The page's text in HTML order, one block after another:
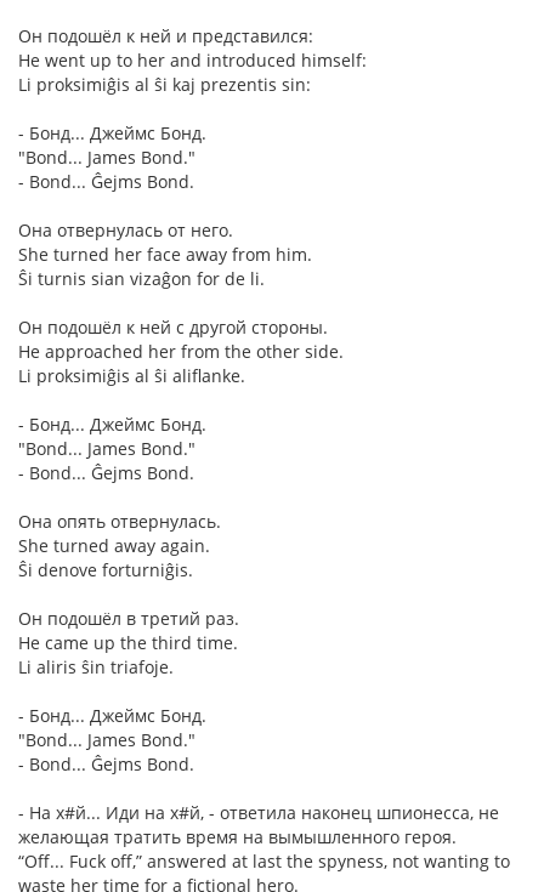
Он подошёл к ней и представился:
He went up to her and introduced himself:
Li proksimiĝis al ŝi kaj prezentis sin:
- Бонд... Джеймс Бонд.
"Bond... James Bond."
- Bond... Ĝejms Bond.
Она отвернулась от него.
She turned her face away from him.
Ŝi turnis sian vizaĝon for de li.
Он подошёл к ней с другой стороны.
He approached her from the other side.
Li proksimiĝis al ŝi aliflanke.
- Бонд... Джеймс Бонд.
"Bond... James Bond."
- Bond... Ĝejms Bond.
Она опять отвернулась.
She turned away again.
Ŝi denove forturniĝis.
Он подошёл в третий раз.
He came up the third time.
Li aliris ŝin triafoje.
- Бонд... Джеймс Бонд.
"Bond... James Bond."
- Bond... Ĝejms Bond.
- На х#й... Иди на х#й, - ответила наконец шпионесса, не
желающая тратить время на вымышленного героя.
“Off... Fuck off,” answered at last the spyness, not wanting to
waste her time for a fictional hero.